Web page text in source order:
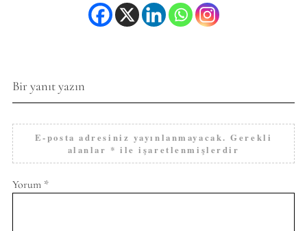
Bir yanıt yazın
E-posta adresiniz yayınlanmayacak. Gerekli
alanlar * ile işaretlenmişlerdir
Yorum *